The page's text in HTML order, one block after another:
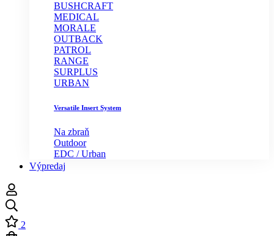
BUSHCRAFT
MEDICAL
MORALE
OUTBACK
PATROL
RANGE
SURPLUS
URBAN
Versatile Insert System
Na zbraň
Outdoor
EDC / Urban
Výpredaj
2